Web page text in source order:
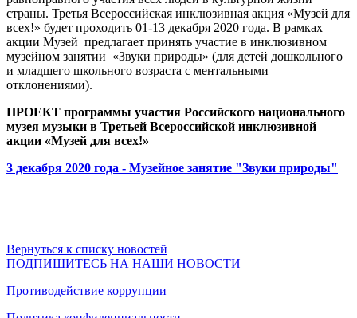
страны. Третья Всероссийская инклюзивная акция «Музей для
всех!» будет проходить 01-13 декабря 2020 года. В рамках
акции Музей предлагает принять участие в инклюзивном
музейном занятии «Звуки природы» (для детей дошкольного
и младшего школьного возраста с ментальными
отклонениями).
ПРОЕКТ программы участия Российского национального
музея музыки в Третьей Всероссийской инклюзивной
акции «Музей для всех!»
3 декабря 2020 года - Музейное занятие "Звуки природы"
Вернуться к списку новостей
ПОДПИШИТЕСЬ НА НАШИ НОВОСТИ
Противодействие коррупции